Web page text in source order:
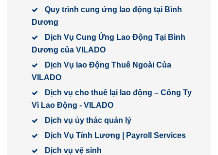
Quy trình cung ứng lao động tại Bình
Dương
Dịch Vụ Cung Ứng Lao Động Tại Bình
Dương của VILADO
Dịch Vụ lao Động Thuê Ngoài Của
VILADO
Dịch vụ cho thuê lại lao động – Công Ty
Vì Lao Động - VILADO
Dịch vụ ủy thác quản lý
Dịch Vụ Tính Lương | Payroll Services
Dịch vụ vệ sinh